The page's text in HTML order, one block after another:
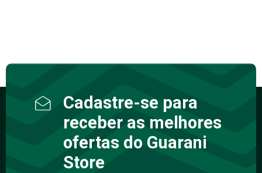
Cadastre-se para
receber as melhores
ofertas do Guarani
Store